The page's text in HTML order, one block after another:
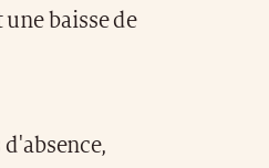
baisse de
d'absence,